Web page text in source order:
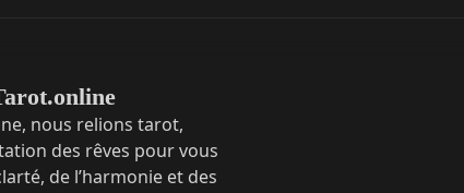
nous relions tarot,
des rêves pour vous
de l’harmonie et des